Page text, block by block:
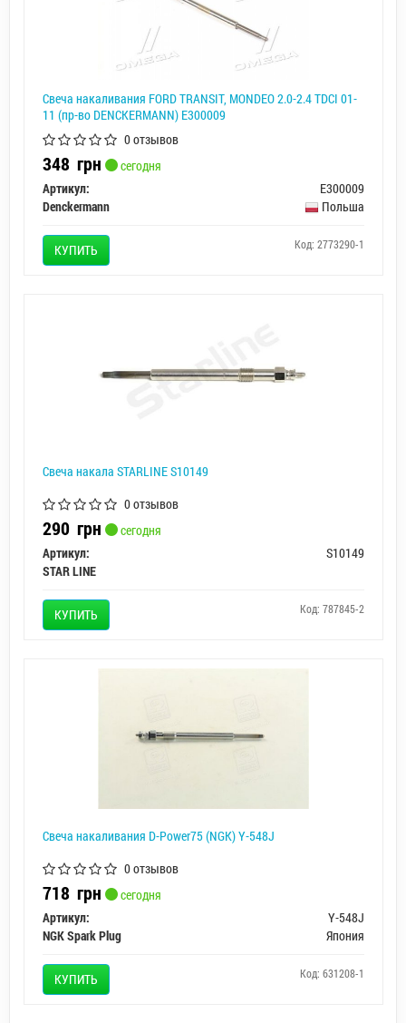
Свеча накаливания FORD TRANSIT, MONDEO 2.0-2.4 TDCI 01-
11 (пр-во DENCKERMANN) E300009
0 отзывов
348 грн
сегодня
Артикул:
E300009
Denckermann
Польша
КУПИТЬ Код: 2773290-1
Свеча накала STARLINE S10149
0 отзывов
290 грн
сегодня
Артикул:
S10149
STAR LINE
КУПИТЬ Код: 787845-2
Свеча накаливания D-Power75 (NGK) Y-548J
0 отзывов
718 грн
сегодня
Артикул:
Y-548J
NGK Spark Plug
Япония
КУПИТЬ Код: 631208-1